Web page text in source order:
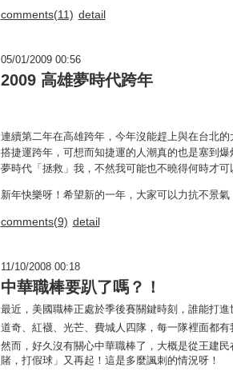
comments(11) detail
05/01/2009 00:56
2009 高雄夢時代跨年
連續第二年在高雄跨年，今年沒能趕上與在台北
搭捷運跨年，可想而知捷運的人潮真的也是塞到
夢時代「拯救」我，不然我可能也不曉得何時才
新年快樂呀！希望新的一年，大家可以力抗不景氣
comments(9) detail
11/10/2008 00:18
中華職棒要趴了嗎？！
最近，美國職棒正處於季後賽關鍵時刻，誰能打
道奇、紅襪、光芒、費城人四隊，每一隊裡面都
然而，好久沒有關心中華職棒了，大概是從王建
賭，打假球」又再起！這是多麼諷刺的情況呀！